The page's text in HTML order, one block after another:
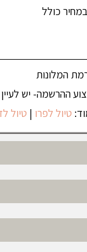
כולל
המלונות
ההרשמה- יש
טיול לפרו | טיול